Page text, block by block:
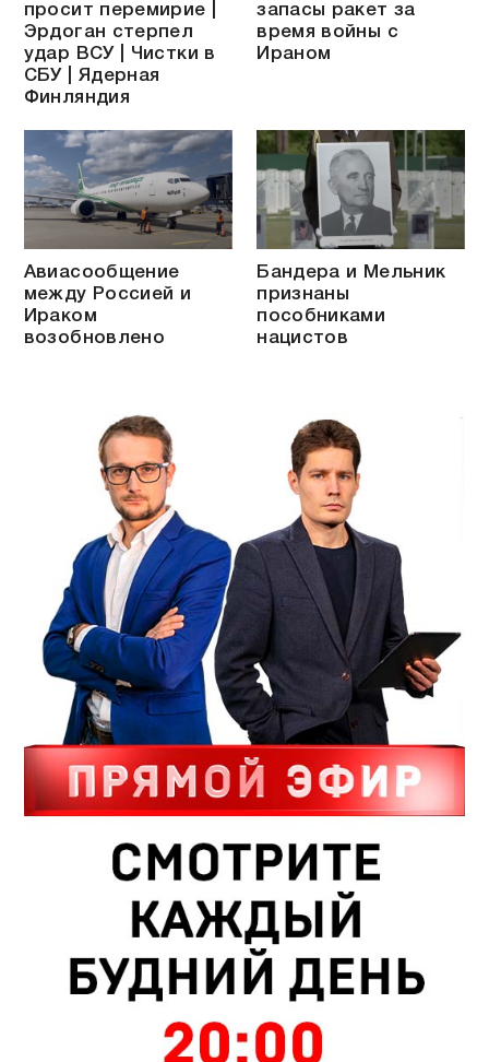
просит перемирие |
Эрдоган стерпел
удар ВСУ | Чистки в
СБУ | Ядерная
Финляндия
запасы ракет за
время войны с
Ираном
Авиасообщение
между Россией и
Ираком
возобновлено
Бандера и Мельник
признаны
пособниками
нацистов